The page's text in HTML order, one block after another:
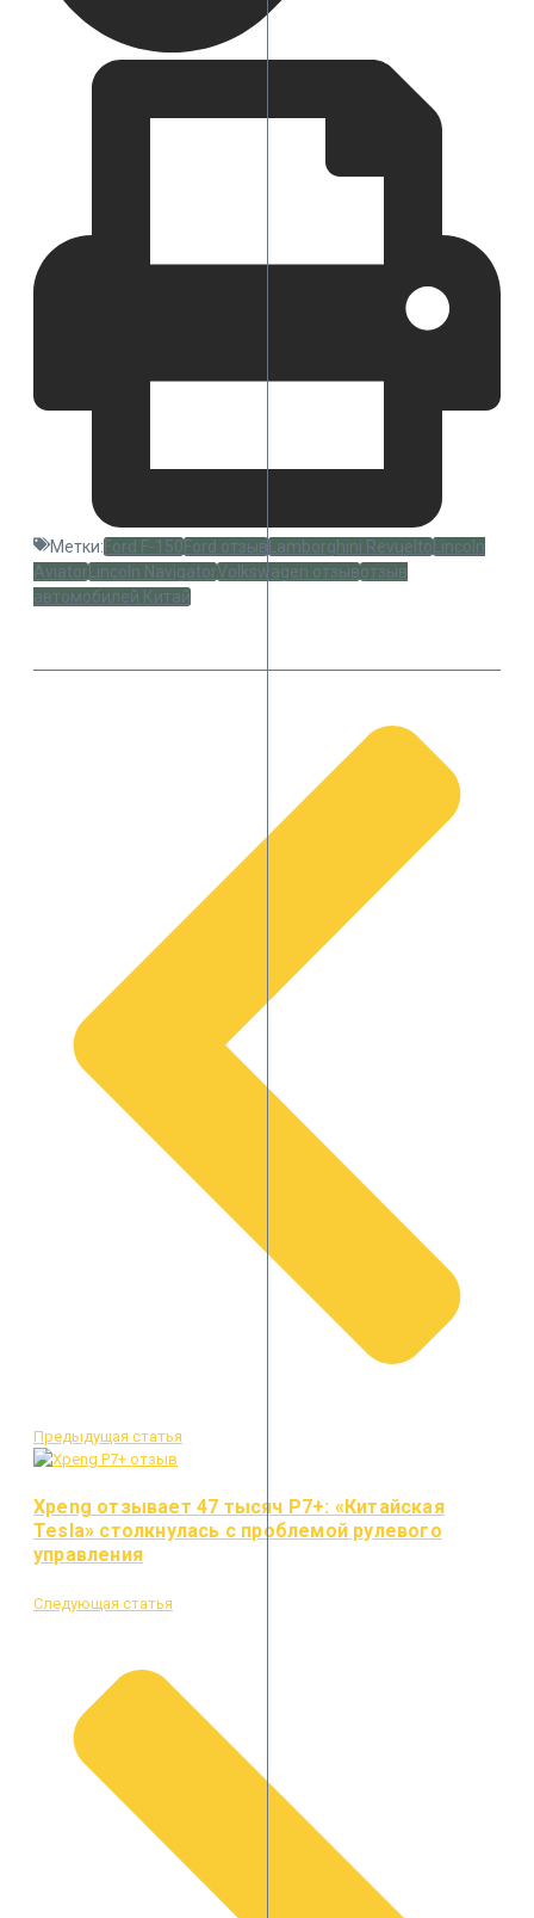
Метки:Ford F-150Ford отзывLamborghini RevueltoLincoln
AviatorLincoln NavigatorVolkswagen отзывотзыв
автомобилей Китай
Предыдущая статья
Xpeng отзывает 47 тысяч P7+: «Китайская
Tesla» столкнулась с проблемой рулевого
управления
Следующая статья